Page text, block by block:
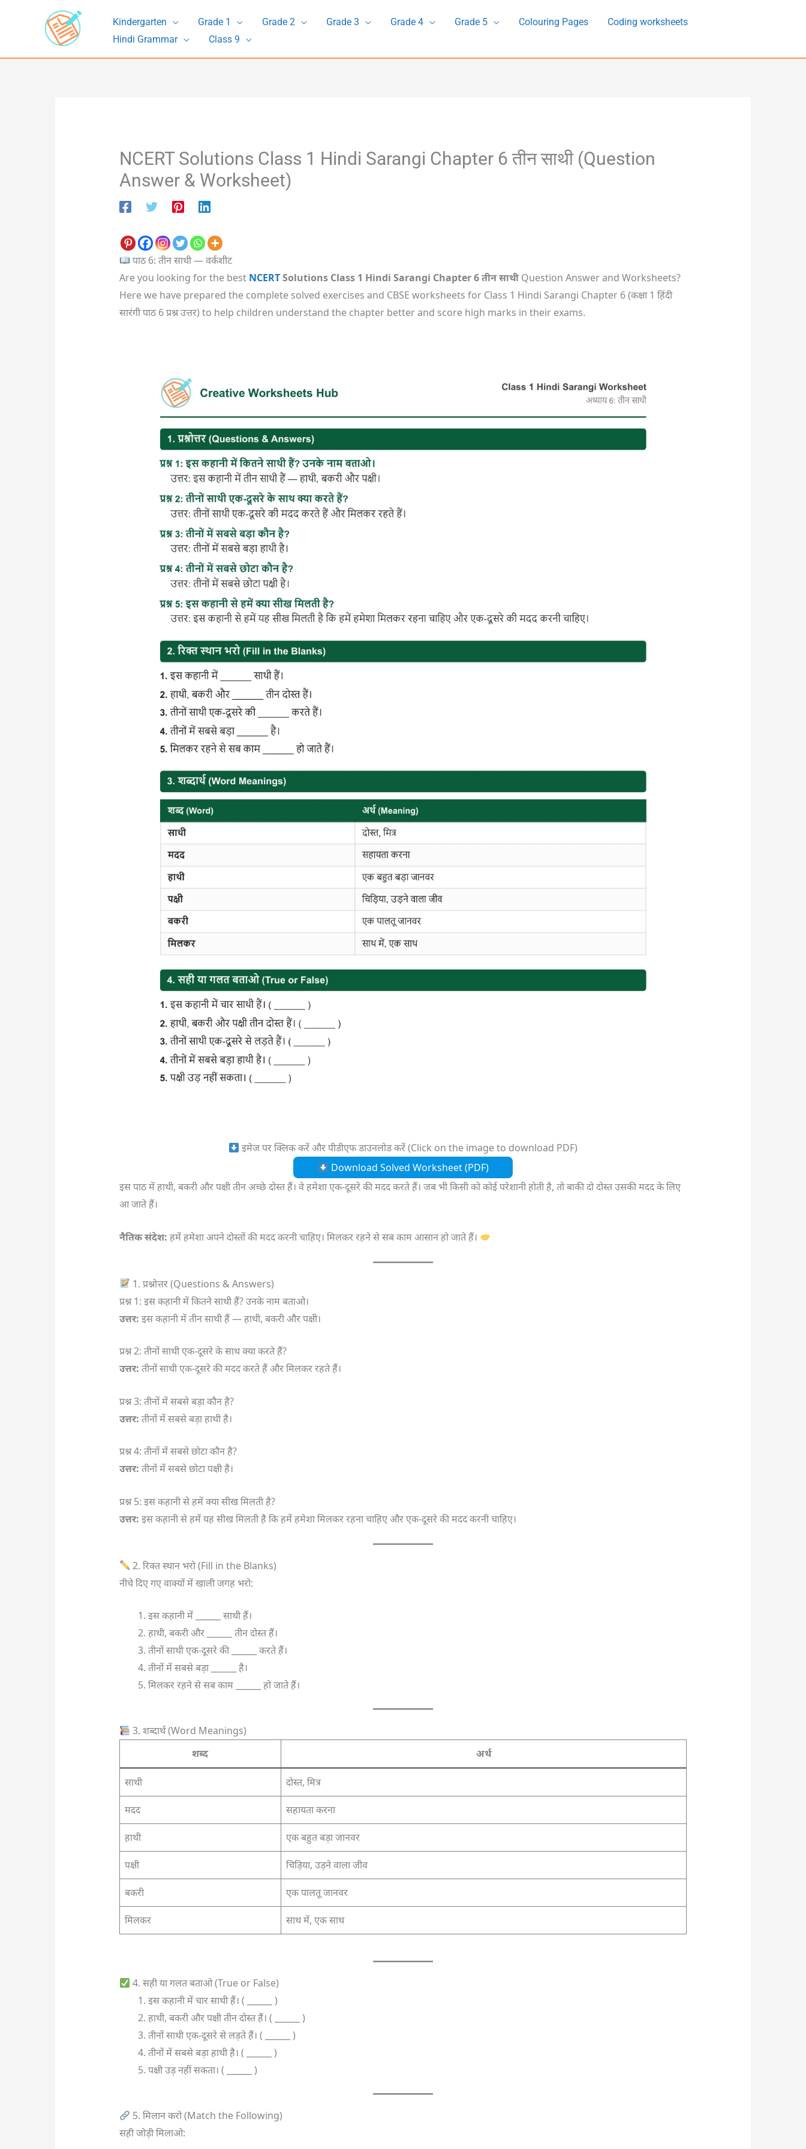
Kindergarten Grade 1 Grade 2 Grade 3 Grade 4 Grade 5 Colouring Pages
Coding worksheets
Hindi Grammar
Class 9
NCERT Solutions Class 1 Hindi Sarangi Chapter 6 तीन साथी (Question
Answer & Worksheet)
पाठ 6: तीन साथी — वर्कशीट
Are you looking for the best NCERTSolutions Class 1 Hindi Sarangi Chapter 6 तीन साथीQuestion Answer and Worksheets?
Here we have prepared the complete solved exercises and CBSE worksheets for Class 1 Hindi Sarangi Chapter 6 (कक्षा 1 हिंदी
सारंगी पाठ 6 प्रश्न उत्तर) to help children understand the chapter better and score high marks in their exams.
इमेज पर क्लिक करें और पीडीएफ डाउनलोड करें (Click on the image to download PDF)
Download Solved Worksheet (PDF)
इस पाठ में हाथी, बकरी और पक्षी तीन अच्छे दोस्त हैं। वे हमेशा एक-दूसरे की मदद करते हैं। जब भी किसी को कोई परेशानी होती है, तो बाकी दो दोस्त उसकी मदद के लिए
आ जाते हैं।
नैतिक संदेश: हमें हमेशा अपने दोस्तों की मदद करनी चाहिए। मिलकर रहने से सब काम आसान हो जाते हैं।
1. प्रश्नोत्तर (Questions & Answers)
प्रश्न 1: इस कहानी में कितने साथी हैं? उनके नाम बताओ।
उत्तर: इस कहानी में तीन साथी हैं — हाथी, बकरी और पक्षी।
प्रश्न 2: तीनों साथी एक-दूसरे के साथ क्या करते हैं?
उत्तर: तीनों साथी एक-दूसरे की मदद करते हैं और मिलकर रहते हैं।
प्रश्न 3: तीनों में सबसे बड़ा कौन है?
उत्तर: तीनों में सबसे बड़ा हाथी है।
प्रश्न 4: तीनों में सबसे छोटा कौन है?
उत्तर: तीनों में सबसे छोटा पक्षी है।
प्रश्न 5: इस कहानी से हमें क्या सीख मिलती है?
उत्तर: इस कहानी से हमें यह सीख मिलती है कि हमें हमेशा मिलकर रहना चाहिए और एक-दूसरे की मदद करनी चाहिए।
2. रिक्त स्थान भरो (Fill in the Blanks)
नीचे दिए गए वाक्यों में खाली जगह भरो:
इस कहानी में ______ साथी हैं।
हाथी, बकरी और ______ तीन दोस्त हैं।
तीनों साथी एक-दूसरे की ______ करते हैं।
तीनों में सबसे बड़ा ______ है।
मिलकर रहने से सब काम ______ हो जाते हैं।
3. शब्दार्थ (Word Meanings)
शब्द
अर्थ
साथी दोस्त, मित्र
मदद सहायता करना
हाथी एक बहुत बड़ा जानवर
पक्षी चिड़िया, उड़ने वाला जीव
बकरी एक पालतू जानवर
मिलकर साथ में, एक साथ
4. सही या गलत बताओ (True or False)
इस कहानी में चार साथी हैं। ( ______ )
हाथी, बकरी और पक्षी तीन दोस्त हैं। ( ______ )
तीनों साथी एक-दूसरे से लड़ते हैं। ( ______ )
तीनों में सबसे बड़ा हाथी है। ( ______ )
पक्षी उड़ नहीं सकता। ( ______ )
5. मिलान करो (Match the Following)
सही जोड़ी मिलाओ: